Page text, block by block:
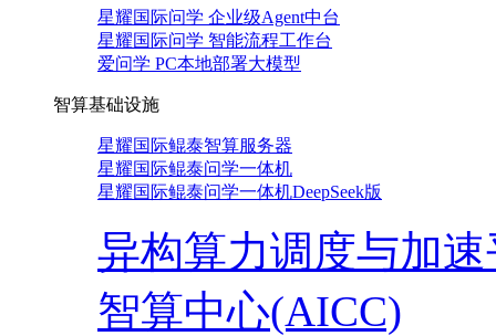
星耀国际问学 企业级Agent中台
星耀国际问学 智能流程工作台
爱问学 PC本地部署大模型
智算基础设施
星耀国际鲲泰智算服务器
星耀国际鲲泰问学一体机
星耀国际鲲泰问学一体机DeepSeek版
异构算力调度与加
智算中心(AICC)